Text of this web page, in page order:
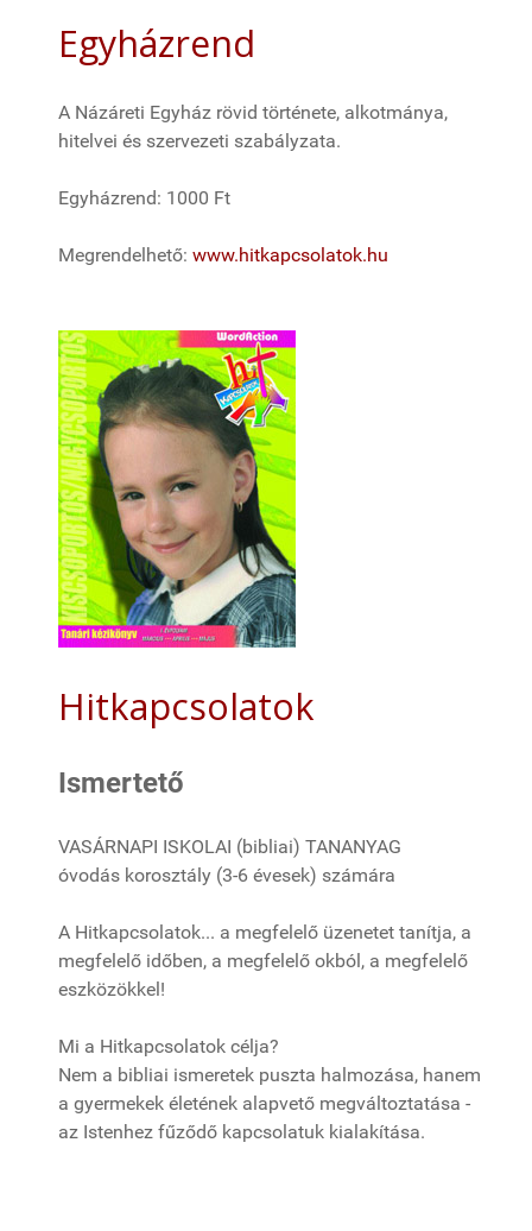
Egyházrend
A Názáreti Egyház rövid története, alkotmánya,
hitelvei és szervezeti szabályzata.
Egyházrend: 1000 Ft
Megrendelhető: www.hitkapcsolatok.hu
Hitkapcsolatok
Ismertető
VASÁRNAPI ISKOLAI (bibliai) TANANYAG
óvodás korosztály (3-6 évesek) számára
A Hitkapcsolatok... a megfelelő üzenetet tanítja, a
megfelelő időben, a megfelelő okból, a megfelelő
eszközökkel!
Mi a Hitkapcsolatok célja?
Nem a bibliai ismeretek puszta halmozása, hanem
a gyermekek életének alapvető megváltoztatása -
az Istenhez fűződő kapcsolatuk kialakítása.